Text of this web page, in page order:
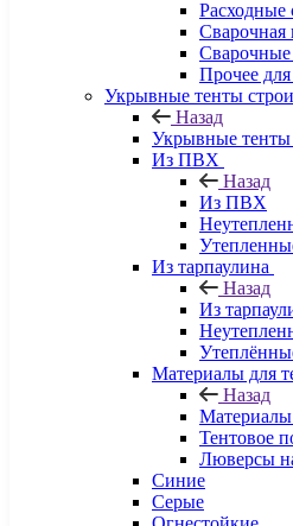
Расходные
Сварочная
Сварочные
Прочее
Укрывные тенты
Назад
Укрывные тенты
Из ПВХ
Назад
Из ПВХ
Из тарпаулина
Назад
Из
Материалы для
Назад
Материалы
Тентовое
Люверсы
Синие
Серые